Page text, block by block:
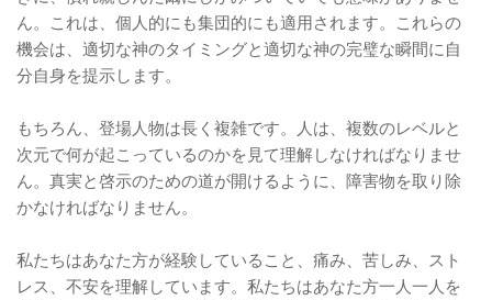
ん。これは、個人的にも集団的にも適用されます。これらの
機会は、適切な神のタイミングと適切な神の完璧な瞬間に自
分自身を提示します。
もちろん、登場人物は長く複雑です。人は、複数のレベルと
次元で何が起こっているのかを見て理解しなければなりませ
ん。真実と啓示のための道が開けるように、障害物を取り除
かなければなりません。
私たちはあなた方が経験していること、痛み、苦しみ、スト
レス、不安を理解しています。私たちはあなた方一人一人を